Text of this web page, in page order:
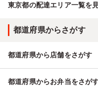
東京都の配達エリア一覧を
都道府県からさがす
都道府県から店舗をさがす
都道府県からお弁当をさが